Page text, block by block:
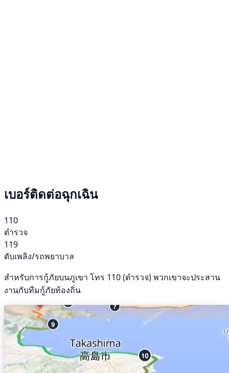
เบอร์ติดต่อฉุกเฉิน
110
ตำรวจ
119
ดับเพลิง/รถพยาบาล
สำหรับการกู้ภัยบนภูเขา โทร 110 (ตำรวจ) พวกเขาจะประสาน
งานกับทีมกู้ภัยท้องถิ่น